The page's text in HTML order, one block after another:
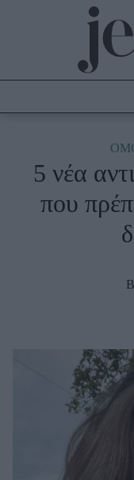
Culture
Fashion
Shopping
Beauty -
Μαλλιά - Νύχια
Beauty News
Well being
5 νέα
που